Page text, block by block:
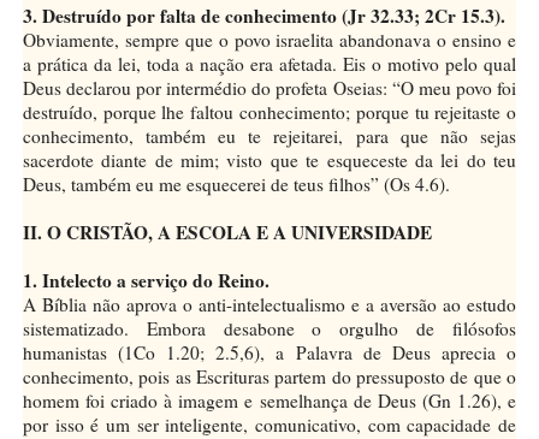
3. Destruído por falta de conhecimento (Jr 32.33; 2Cr 15.3).
Obviamente, sempre que o povo israelita abandonava o ensino e
a prática da lei, toda a nação era afetada. Eis o motivo pelo qual
Deus declarou por intermédio do profeta Oseias: “O meu povo foi
destruído, porque lhe faltou conhecimento; porque tu rejeitaste o
conhecimento, também eu te rejeitarei, para que não sejas
sacerdote diante de mim; visto que te esqueceste da lei do teu
Deus, também eu me esquecerei de teus filhos” (Os 4.6).
II. O CRISTÃO, A ESCOLA E A UNIVERSIDADE
1. Intelecto a serviço do Reino.
A Bíblia não aprova o anti-intelectualismo e a aversão ao estudo
sistematizado. Embora desabone o orgulho de filósofos
humanistas (1Co 1.20; 2.5,6), a Palavra de Deus aprecia o
conhecimento, pois as Escrituras partem do pressuposto de que o
homem foi criado à imagem e semelhança de Deus (Gn 1.26), e
por isso é um ser inteligente, comunicativo, com capacidade de